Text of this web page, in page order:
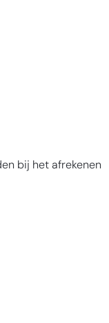
bij het afrekenen